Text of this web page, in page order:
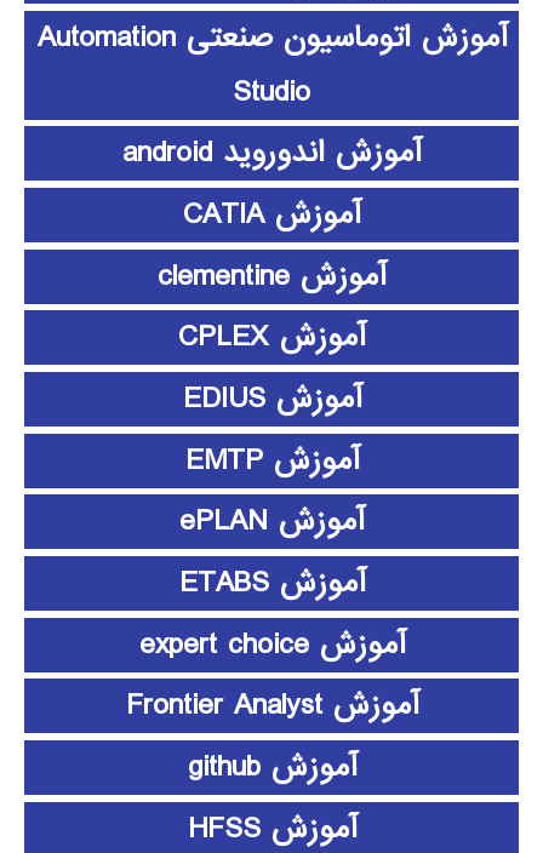
آموزش اتوماسیون صنعتی Automation
Studio
آموزش اندوروید android
آموزش CATIA
آموزش clementine
آموزش CPLEX
آموزش EDIUS
آموزش EMTP
آموزش ePLAN
آموزش ETABS
آموزش expert choice
آموزش Frontier Analyst
آموزش github
آموزش HFSS